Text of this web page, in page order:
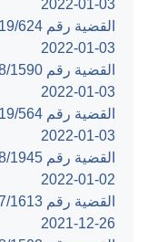
‎2022-01-03‏
‎2022-01-03‏
‎2022-01-03‏
‎2022-01-03‏
‎2022-01-02‏
‎2021-12-26‏